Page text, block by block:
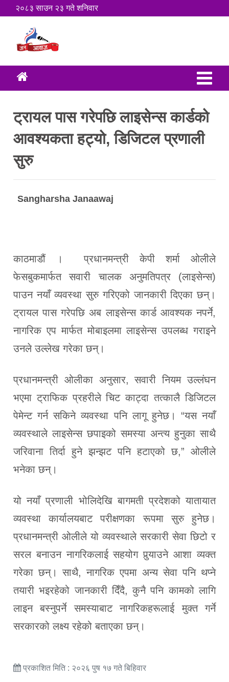
२०८३ साउन २३ गते शनिवार
ट्रायल पास गरेपछि लाइसेन्स कार्डको
आवश्यकता हट्यो, डिजिटल प्रणाली
सुरु
Sangharsha Janaawaj
काठमाडौं । प्रधानमन्त्री केपी शर्मा ओलीले
फेसबुकमार्फत सवारी चालक अनुमतिपत्र (लाइसेन्स)
पाउन नयाँ व्यवस्था सुरु गरिएको जानकारी दिएका छन्।
ट्रायल पास गरेपछि अब लाइसेन्स कार्ड आवश्यक नपर्ने,
नागरिक एप मार्फत मोबाइलमा लाइसेन्स उपलब्ध गराइने
उनले उल्लेख गरेका छन्।
प्रधानमन्त्री ओलीका अनुसार, सवारी नियम उल्लंघन
भएमा ट्राफिक प्रहरीले चिट काट्दा तत्कालै डिजिटल
पेमेन्ट गर्न सकिने व्यवस्था पनि लागू हुनेछ। “यस नयाँ
व्यवस्थाले लाइसेन्स छपाइको समस्या अन्त्य हुनुका साथै
जरिवाना तिर्दा हुने झन्झट पनि हटाएको छ,” ओलीले
भनेका छन्।
यो नयाँ प्रणाली भोलिदेखि बागमती प्रदेशको यातायात
व्यवस्था कार्यालयबाट परीक्षणका रूपमा सुरु हुनेछ।
प्रधानमन्त्री ओलीले यो व्यवस्थाले सरकारी सेवा छिटो र
सरल बनाउन नागरिकलाई सहयोग पुर्‍याउने आशा व्यक्त
गरेका छन्। साथै, नागरिक एपमा अन्य सेवा पनि थप्ने
तयारी भइरहेको जानकारी दिँदै, कुनै पनि कामको लागि
लाइन बस्नुपर्ने समस्याबाट नागरिकहरूलाई मुक्त गर्ने
सरकारको लक्ष्य रहेको बताएका छन्।
प्रकाशित मिति : २०२६ पुष १७ गते बिहिवार